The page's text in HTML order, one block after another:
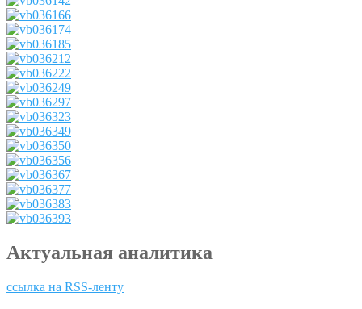
Актуальная аналитика
ссылка на RSS-ленту